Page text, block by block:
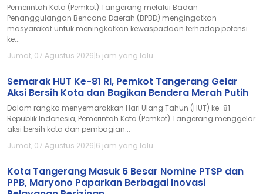
Pemerintah Kota (Pemkot) Tangerang melalui Badan
Penanggulangan Bencana Daerah (BPBD) mengingatkan
masyarakat untuk meningkatkan kewaspadaan terhadap potensi
ke...
Jumat, 07 Agustus 2026|5 jam yang lalu
Semarak HUT Ke-81 RI, Pemkot Tangerang Gelar
Aksi Bersih Kota dan Bagikan Bendera Merah Putih
Dalam rangka menyemarakkan Hari Ulang Tahun (HUT) ke-81
Republik Indonesia, Pemerintah Kota (Pemkot) Tangerang menggelar
aksi bersih kota dan pembagian...
Jumat, 07 Agustus 2026|6 jam yang lalu
Kota Tangerang Masuk 6 Besar Nomine PTSP dan
PPB, Maryono Paparkan Berbagai Inovasi